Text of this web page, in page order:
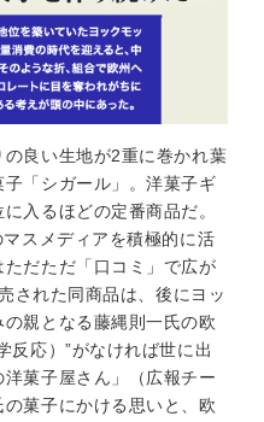
良い生地が2重に巻かれ葉
「シガール」。洋菓子ギ
入るほどの定番商品だ。
スメディアを積極的に活
だただ「口コミ」で広が
された同商品は、後にヨッ
親となる藤縄則一氏の欧
反応）”がなければ世に出
菓子屋さん」（広報チー
菓子にかける思いと、欧